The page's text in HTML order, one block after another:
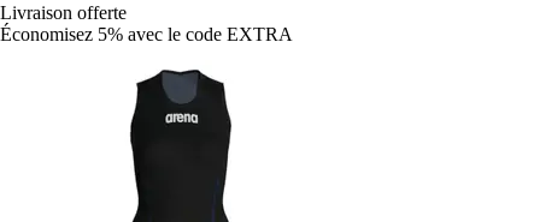
Livraison offerte
Économisez 5% avec le code EXTRA